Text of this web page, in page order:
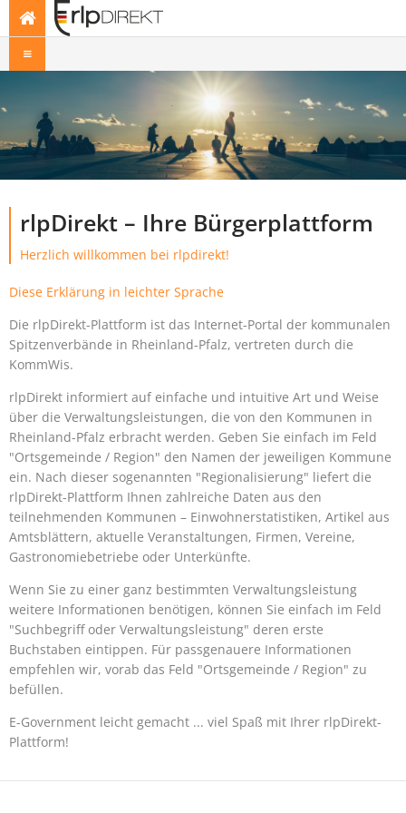
rlpDirekt – Ihre Bürgerplattform
Herzlich willkommen bei rlpdirekt!
Diese Erklärung in leichter Sprache
Die rlpDirekt-Plattform ist das Internet-Portal der kommunalen
Spitzenverbände in Rheinland-Pfalz, vertreten durch die
KommWis.
rlpDirekt informiert auf einfache und intuitive Art und Weise
über die Verwaltungsleistungen, die von den Kommunen in
Rheinland-Pfalz erbracht werden. Geben Sie einfach im Feld
"Ortsgemeinde / Region" den Namen der jeweiligen Kommune
ein. Nach dieser sogenannten "Regionalisierung" liefert die
rlpDirekt-Plattform Ihnen zahlreiche Daten aus den
teilnehmenden Kommunen – Einwohnerstatistiken, Artikel aus
Amtsblättern, aktuelle Veranstaltungen, Firmen, Vereine,
Gastronomiebetriebe oder Unterkünfte.
Wenn Sie zu einer ganz bestimmten Verwaltungsleistung
weitere Informationen benötigen, können Sie einfach im Feld
"Suchbegriff oder Verwaltungsleistung" deren erste
Buchstaben eintippen. Für passgenauere Informationen
empfehlen wir, vorab das Feld "Ortsgemeinde / Region" zu
befüllen.
E-Government leicht gemacht ... viel Spaß mit Ihrer rlpDirekt-
Plattform!